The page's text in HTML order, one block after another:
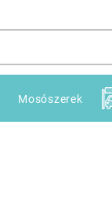
Mosószerek